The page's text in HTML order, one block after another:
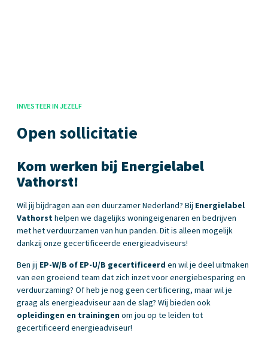
INVESTEER IN JEZELF
Open sollicitatie
Kom werken bij Energielabel
Vathorst!
Wil jij bijdragen aan een duurzamer Nederland? Bij Energielabel
Vathorsthelpen we dagelijks woningeigenaren en bedrijven
met het verduurzamen van hun panden. Dit is alleen mogelijk
dankzij onze gecertificeerde energieadviseurs!
Ben jij EP-W/B of EP-U/B gecertificeerd en wil je deel uitmaken
van een groeiend team dat zich inzet voor energiebesparing en
verduurzaming? Of heb je nog geen certificering, maar wil je
graag als energieadviseur aan de slag? Wij bieden ook
opleidingen en trainingenom jou op te leiden tot
gecertificeerd energieadviseur!